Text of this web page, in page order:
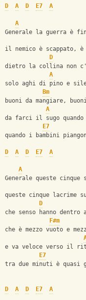
D A D E7 A
A
Generale la guerra è
il nemico è scappato,
D
dietro la collina non
A
solo aghi di pino e
Bm
buoni da mangiare,
A
da farci il sugo quando
E7
quando i bambini
D A D E7 A
A
Generale queste cinque
queste cinque lacrime
D
che senso hanno
F#m
che è mezzo vuoto e
e va veloce verso il
E7
tra due minuti è quasi
D A D E7 A